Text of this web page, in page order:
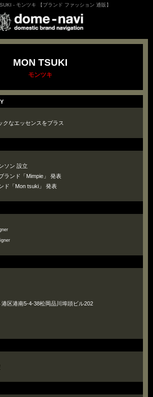
- モンツキ 【ブランド ファッション 通販】
MON TSUKI
モンツキ
クなエッセンスをプラス
ン 設立
ンド「Mimpie」 発表
「Mon tsuki」 発表
区港南5-4-38松岡品川埠頭ビル202